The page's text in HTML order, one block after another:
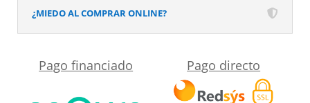
baño
MSCOMPACT
tendencia
¿MIEDO AL COMPRAR ONLINE?
Pago financiado Pago directo